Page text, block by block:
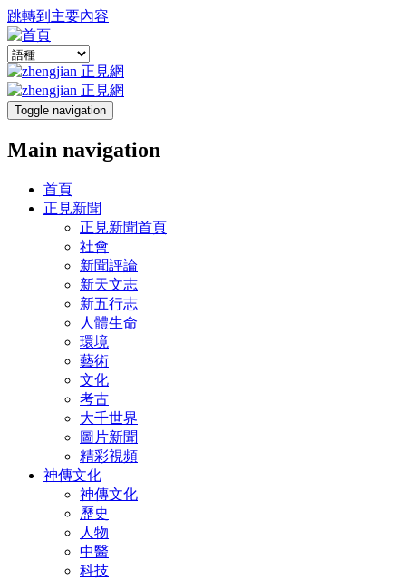
跳轉到主要內容
Toggle navigation
Main navigation
首頁
正見新聞
正見新聞首頁
社會
新聞評論
新天文志
新五行志
人體生命
環境
藝術
文化
考古
大千世界
圖片新聞
精彩視頻
神傳文化
神傳文化
歷史
人物
中醫
科技